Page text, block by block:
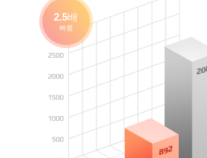
2.5배
빠름